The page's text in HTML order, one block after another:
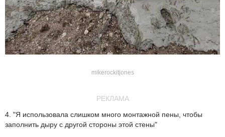
mikerockitjones
РЕКЛАМА
4. "Я использовала слишком много монтажной пены, чтобы
заполнить дыру с другой стороны этой стены"